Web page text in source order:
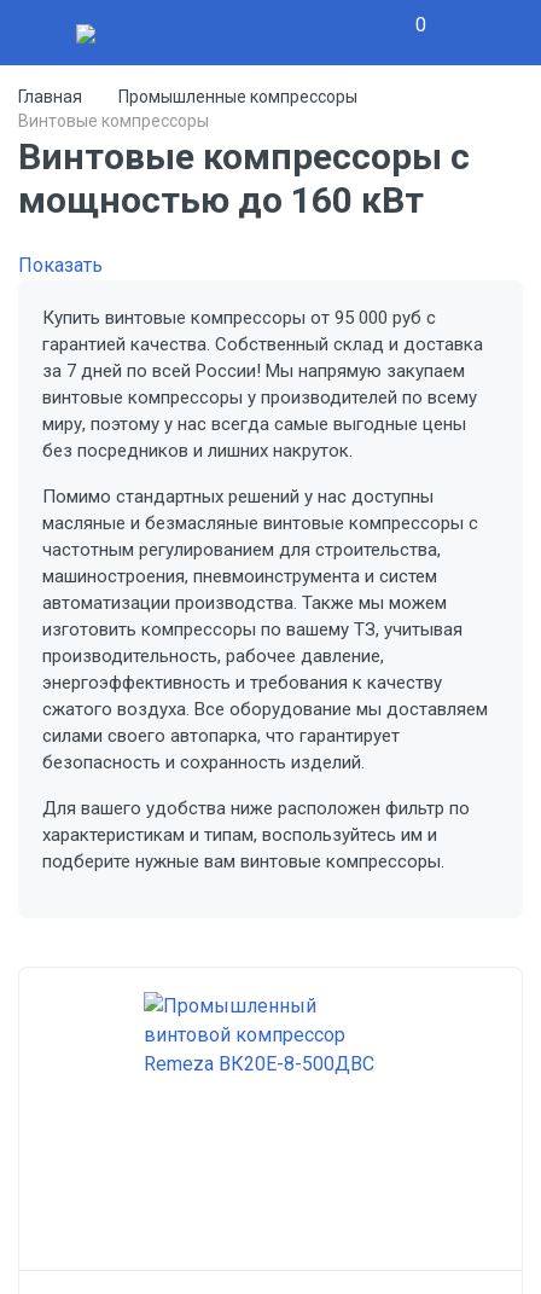
0
Главная
Промышленные компрессоры
Винтовые компрессоры
Винтовые компрессоры с
мощностью до 160 кВт
Показать
Купить винтовые компрессоры от 95 000 руб с
гарантией качества. Собственный склад и доставка
за 7 дней по всей России! Мы напрямую закупаем
винтовые компрессоры у производителей по всему
миру, поэтому у нас всегда самые выгодные цены
без посредников и лишних накруток.
Помимо стандартных решений у нас доступны
масляные и безмасляные винтовые компрессоры с
частотным регулированием для строительства,
машиностроения, пневмоинструмента и систем
автоматизации производства. Также мы можем
изготовить компрессоры по вашему ТЗ, учитывая
производительность, рабочее давление,
энергоэффективность и требования к качеству
сжатого воздуха. Все оборудование мы доставляем
силами своего автопарка, что гарантирует
безопасность и сохранность изделий.
Для вашего удобства ниже расположен фильтр по
характеристикам и типам, воспользуйтесь им и
подберите нужные вам винтовые компрессоры.